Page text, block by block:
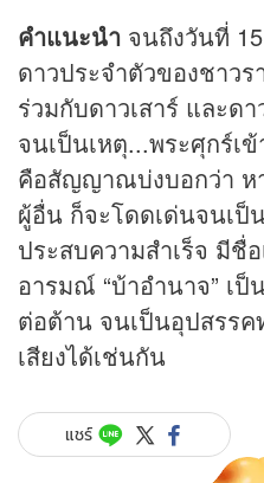
คำแนะนำ จนถึงวันที่
ดาวประจำตัวของชาว
ร่วมกับดาวเสาร์ และด
จนเป็นเหตุ...พระศุกร์เ
คือสัญญาณบ่งบอกว่า ห
ผู้อื่น ก็จะโดดเด่นจนเป็
ประสบความสำเร็จ มีชื่
อารมณ์ “บ้าอำนาจ” เป็
ต่อต้าน จนเป็นอุปสรรค
เสียงได้เช่นกัน
แชร์